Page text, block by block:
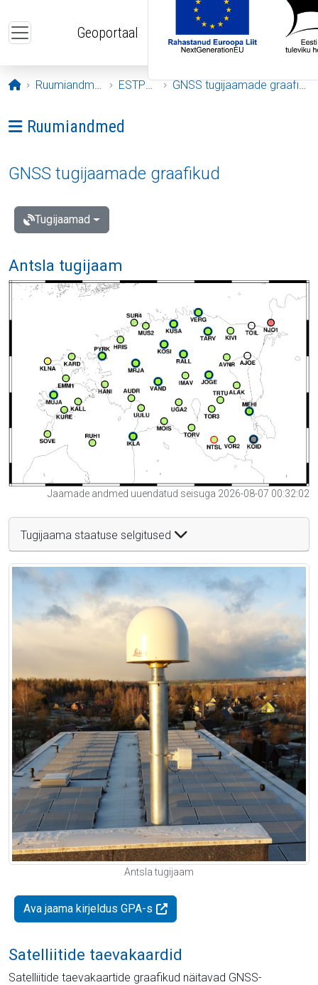
Geoportaal
Avaleht
Ruumiandmed ESTPOS GNSS tugijaamade graafikud
Ava menüü: Ruumiandmed
Ruumiandmed
GNSS tugijaamade graafikud
Tugijaamad
Antsla tugijaam
Jaamade andmed uuendatud seisuga 2026-08-07 00:32:02
Tugijaama staatuse selgitused
Antsla tugijaam
Ava jaama kirjeldus GPA-s
Satelliitide taevakaardid
Satelliitide taevakaartide graafikud näitavad GNSS-